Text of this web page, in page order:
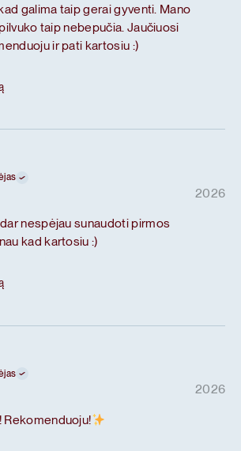
galima taip gerai gyventi. Mano
taip nebepučia. Jaučiuosi
ir pati kartosiu :)
2026
nespėjau sunaudoti pirmos
kad kartosiu :)
2026
Rekomenduoju!